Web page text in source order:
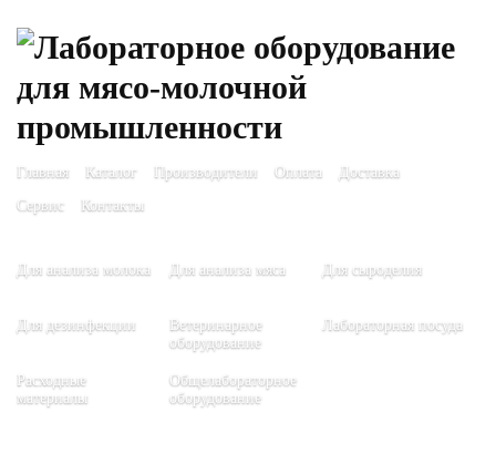
Главная Каталог Производители Оплата
Доставка
Сервис
Контакты
Для анализа молока Для анализа мяса Для сыроделия
Для дезинфекции
Ветеринарное
оборудование
Лабораторная посуда
Расходные
материалы
Общелабораторное
оборудование